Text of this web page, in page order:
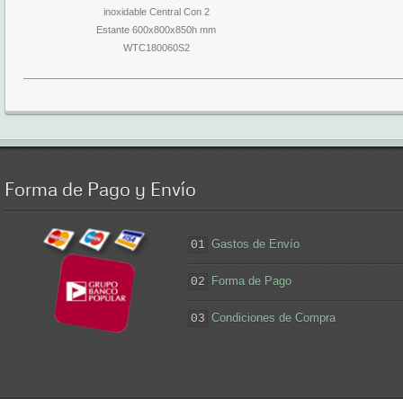
inoxidable Central Con 2
Estante 600x800x850h mm
WTC180060S2
Forma de Pago y Envío
01 Gastos de Envío
02 Forma de Pago
03 Condiciones de Compra